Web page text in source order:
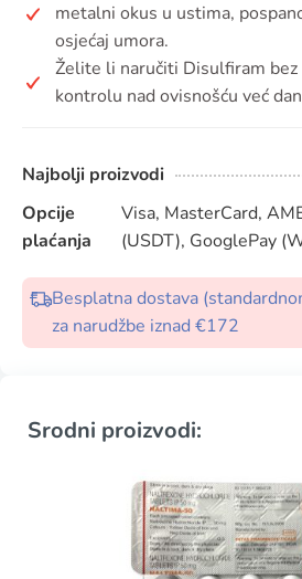
metalni okus u ustima,
osjećaj umora.
Želite li naručiti Disulfiram
kontrolu nad ovisnošću već
Najbolji proizvodi
Opcije
plaćanja
Visa, MasterCard,
(USDT), GooglePay
Besplatna dostava
za narudžbe iznad €172
Srodni proizvodi: